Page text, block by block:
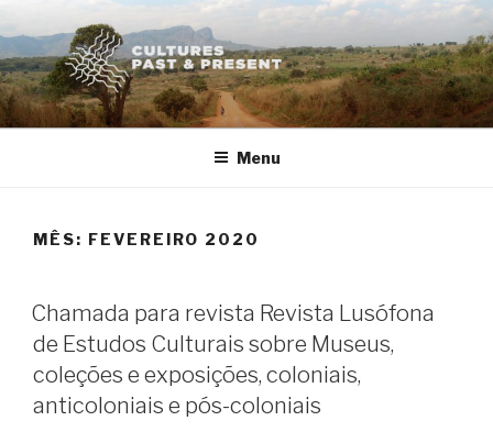
para
o
conteúdo
Menu
MÊS: FEVEREIRO 2020
PUBLICADO
EM
Chamada para revista Revista Lusófona
de Estudos Culturais sobre Museus,
coleções e exposições, coloniais,
anticoloniais e pós-coloniais